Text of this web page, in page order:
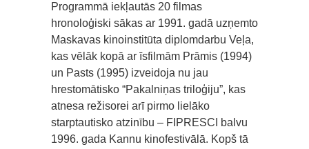
Programmā iekļautās 20 filmas
hronoloģiski sākas ar 1991. gadā uzņemto
Maskavas kinoinstitūta diplomdarbu Veļa,
kas vēlāk kopā ar īsfilmām Prāmis (1994)
un Pasts (1995) izveidoja nu jau
hrestomātisko “Pakalniņas triloģiju”, kas
atnesa režisorei arī pirmo lielāko
starptautisko atzinību – FIPRESCI balvu
1996. gada Kannu kinofestivālā. Kopš tā